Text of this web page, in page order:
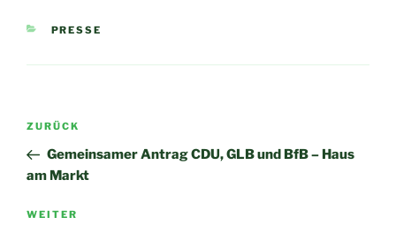
KATEGORIEN
PRESSE
Beitragsnavigation
Vorheriger
Beitrag
ZURÜCK
Gemeinsamer Antrag CDU, GLB und BfB – Haus
am Markt
Nächster
WEITER